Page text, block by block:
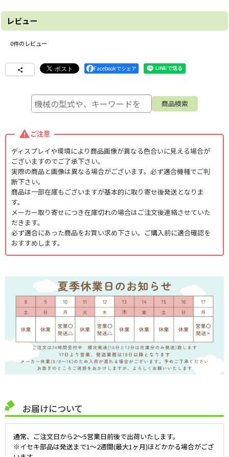
レビュー
0件のレビュー
Facebookでシェア
ご注意
ディスプレイや環境により商品画像が異なる色合いに見える場合が
ございますのでご了承下さい。
実際の商品と画像は異なる場合がございます。必ず適合機種でご判
断下さい。
商品は一部在庫もございますが基本的に取り寄せ後発送となりま
す。
メーカー取り寄せにつき在庫切れの場合はご注文後連絡させていた
だきます。
必ず適合にあった商品をお買い求め下さい。ご購入前に適合確認を
おすすめします。
お届けについて
通常、ご注文日から2～5営業日前後で出荷いたします。
※イセキ部品は発送まで1～2週間(最大1ヶ月)ほどかかる場合がござ